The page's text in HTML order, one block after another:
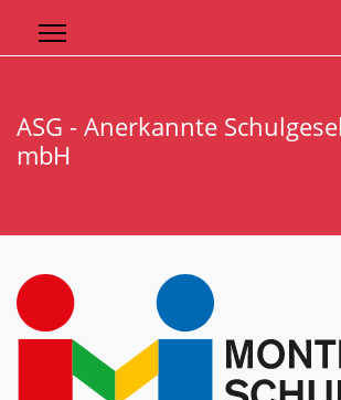
ASG - Anerkannte
mbH